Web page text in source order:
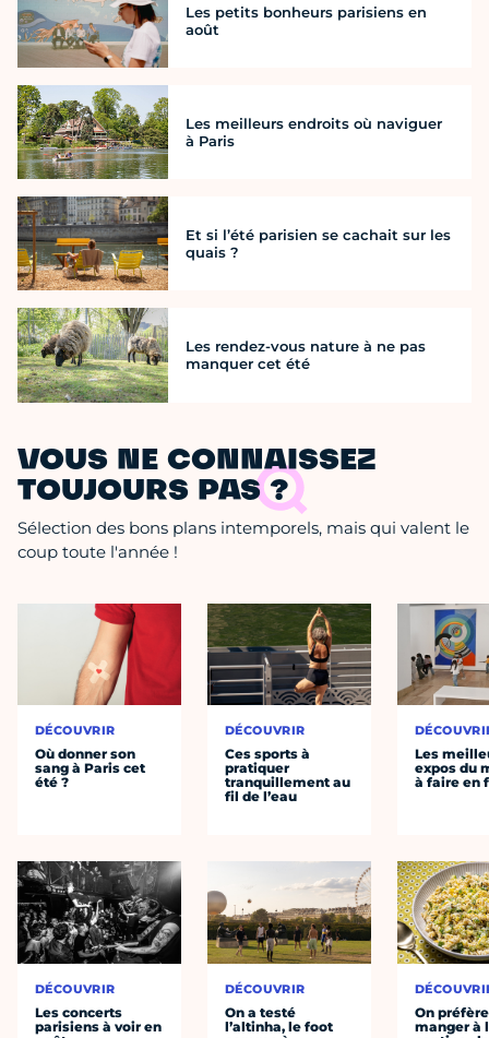
Les petits bonheurs parisiens en
août
Les meilleurs endroits où naviguer
à Paris
Et si l’été parisien se cachait sur les
quais ?
Les rendez-vous nature à ne pas
manquer cet été
VOUS NE CONNAISSEZ
TOUJOURS PAS ?
Sélection des bons plans intemporels, mais qui valent le
coup toute l'année !
DÉCOUVRIR
Où donner son
sang à Paris cet
été ?
DÉCOUVRIR
Les concerts
parisiens à voir en
DÉCOUVRIR
Ces sports à
pratiquer
tranquillement au
fil de l’eau
DÉCOUVRIR
On a testé
l’altinha, le foot
Les
expos du
à faire en
On préfère
manger à